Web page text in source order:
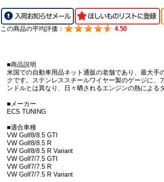
この商品の平均評価： 4.50
■商品説明
米国での自動車用品ネット通販の老舗であり、最大手
クです。ステンレススチールワイヤー製のゲージに
ンドルとは異なり、日々晒されるエンジンの熱による
■メーカー
ECS TUNING
■適合車種
VW Golf8/8.5 GTI
VW Golf8/8.5 R
VW Golf8/8.5 R Variant
VW Golf7/7.5 GTI
VW Golf7/7.5 R
VW Golf7/7.5 R Variant